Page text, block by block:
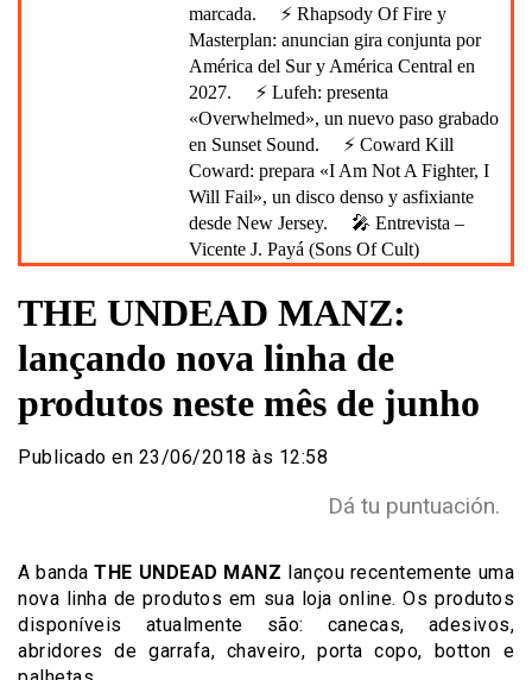
marcada.
⚡ Rhapsody Of Fire y
Masterplan: anuncian gira conjunta por
América del Sur y América Central en
2027.
⚡ Lufeh: presenta
«Overwhelmed», un nuevo paso grabado
en Sunset Sound.
⚡ Coward Kill
Coward: prepara «I Am Not A Fighter, I
Will Fail», un disco denso y asfixiante
desde New Jersey.
🎤 Entrevista –
Vicente J. Payá (Sons Of Cult)
THE UNDEAD MANZ:
lançando nova linha de
produtos neste mês de junho
Publicado en 23/06/2018 às 12:58
Dá tu puntuación.
A bandaTHE UNDEAD MANZ lançou recentemente uma
nova linha de produtos em sua loja online. Os produtos
disponíveis atualmente são: canecas, adesivos,
abridores de garrafa, chaveiro, porta copo, botton e